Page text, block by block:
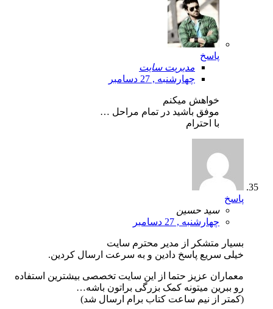
پاسخ
مدیریت سایت
چهارشنبه , 27 دسامبر
خواهش میکنم
موفق باشید در تمام مراحل …
با احترام
پاسخ
سید حسین
چهارشنبه , 27 دسامبر
بسیار متشکر از مدیر محترم سایت
خیلی سریع پاسخ دادین و به سرعت ارسال کردین.
معماران عزیز حتما از این سایت تخصصی بیشترین استفاده
رو ببرین میتونه کمک بزرگی براتون باشه…
(کمتر از نیم ساعت کتاب برام ارسال شد)